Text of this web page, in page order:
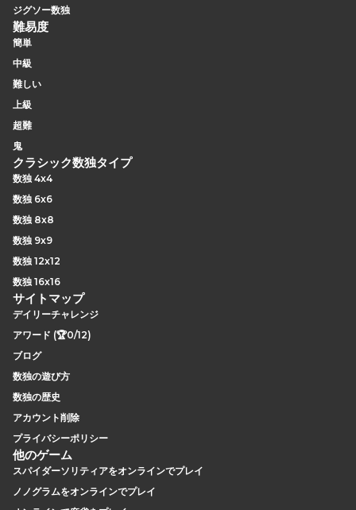
ジグソー数独
難易度
簡単
中級
難しい
上級
超難
鬼
クラシック数独タイプ
数独 4x4
数独 6x6
数独 8x8
数独 9x9
数独 12x12
数独 16x16
サイトマップ
デイリーチャレンジ
アワード (🏆0/12)
ブログ
数独の遊び方
数独の歴史
アカウント削除
プライバシーポリシー
他のゲーム
スパイダーソリティアをオンラインでプレイ
ノノグラムをオンラインでプレイ